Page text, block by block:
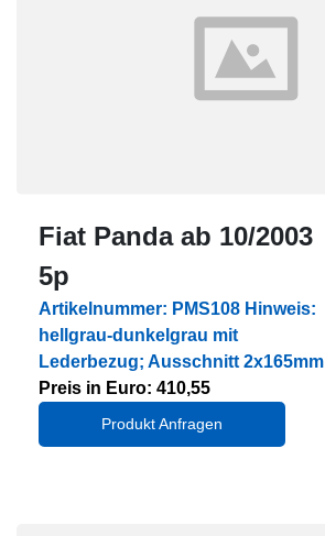
Fiat Panda ab 10/2003
5p
Artikelnummer: PMS108 Hinweis:
hellgrau-dunkelgrau mit
Lederbezug; Ausschnitt 2x165mm
Preis in Euro: 410,55
Produkt Anfragen